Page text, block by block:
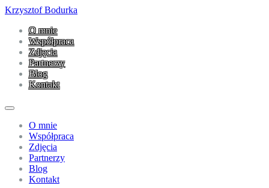
Krzysztof Bodurka
O mnie
Współpraca
Zdjęcia
Partnerzy
Blog
Kontakt
O mnie
Współpraca
Zdjęcia
Partnerzy
Blog
Kontakt